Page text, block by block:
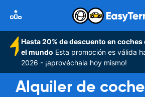
Hasta 20% de descuento en
el mundo Esta promoción es válida
2026 - ¡aprovéchala hoy mismo!
Alquiler de